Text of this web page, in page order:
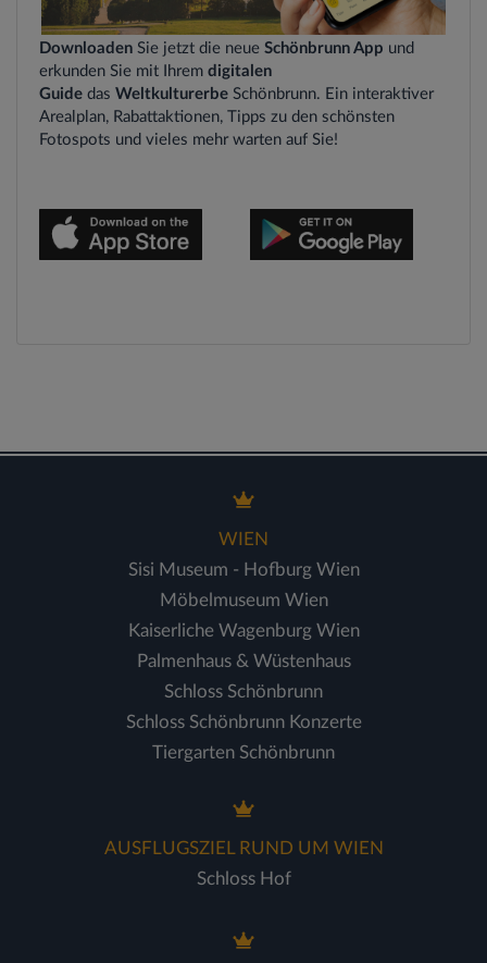
Downloaden Sie jetzt die neue Schönbrunn App und
erkunden Sie mit Ihrem digitalen
Guide das Weltkulturerbe Schönbrunn. Ein interaktiver
Arealplan, Rabattaktionen, Tipps zu den schönsten
Fotospots und vieles mehr warten auf Sie!
WIEN
Sisi Museum - Hofburg Wien
Möbelmuseum Wien
Kaiserliche Wagenburg Wien
Palmenhaus & Wüstenhaus
Schloss Schönbrunn
Schloss Schönbrunn Konzerte
Tiergarten Schönbrunn
AUSFLUGSZIEL RUND UM WIEN
Schloss Hof